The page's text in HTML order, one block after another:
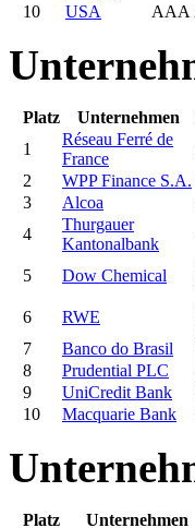
10
USA AAA
Platz Unternehmen
1
Réseau Ferré de
France
2
WPP Finance S.A.
3
Alcoa
4
Thurgauer
Kantonalbank
5 Dow Chemical
6 RWE
7
Banco do Brasil
8
Prudential PLC
9
UniCredit Bank
10
Macquarie Bank
Platz Unternehmen